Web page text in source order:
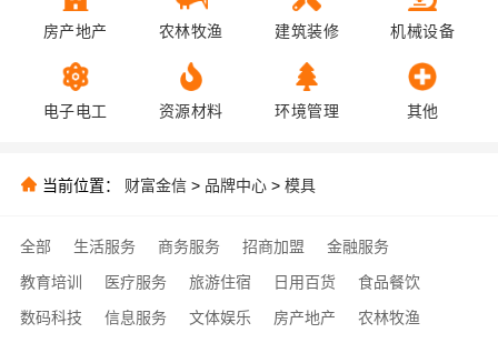
房产地产 农林牧渔 建筑装修 机械设备
电子电工 资源材料 环境管理 其他
当前位置： 财富金信 > 品牌中心 > 模具
全部 生活服务 商务服务 招商加盟
金融服务
教育培训
医疗服务 旅游住宿 日用百货
食品餐饮
数码科技
信息服务 文体娱乐 房产地产
农林牧渔